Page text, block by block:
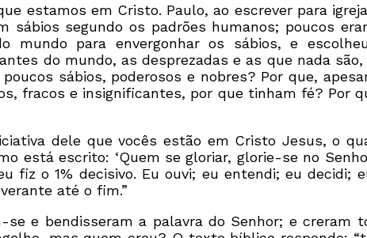
estamos em Cristo. Paulo, ao escrever para
sábios segundo os padrões humanos; poucos
mundo para envergonhar os sábios, e
do mundo, as desprezadas e as que nada
sábios, poderosos e nobres? Por que,
fracos e insignificantes, por que tinham fé? Por
dele que vocês estão em Cristo Jesus, o
está escrito: ‘Quem se gloriar, glorie-se no
fiz o 1% decisivo. Eu ouvi; eu entendi; eu decidi;
até o fim.”
e bendisseram a palavra do Senhor; e creram